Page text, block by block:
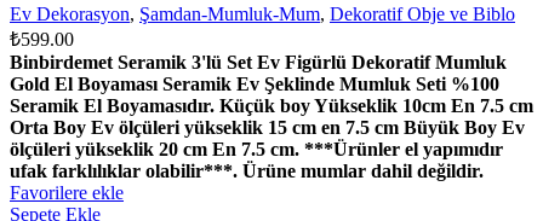
Ev Dekorasyon, Şamdan-Mumluk-Mum, Dekoratif Obje ve Biblo
₺599.00
Binbirdemet Seramik 3'lü Set Ev Figürlü Dekoratif Mumluk
Gold El Boyaması Seramik Ev Şeklinde Mumluk Seti %100
Seramik El Boyamasıdır. Küçük boy Yükseklik 10cm En 7.5 cm
Orta Boy Ev ölçüleri yükseklik 15 cm en 7.5 cm Büyük Boy Ev
ölçüleri yükseklik 20 cm En 7.5 cm. ***Ürünler el yapımıdır
ufak farklılıklar olabilir***. Ürüne mumlar dahil değildir.
Favorilere ekle
Sepete Ekle